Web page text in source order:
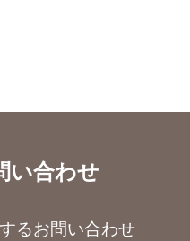
い合わせ
るお問い合わせ